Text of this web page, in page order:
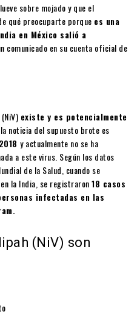
sobre mojado y que el
qué preocuparte porque es una
en México salió a
comunicado en su cuenta oficial de
existe y es potencialmente
noticia del supuesto brote es
y actualmente no se ha
a este virus. Según los datos
de la Salud, cuando se
la India, se registraron18 casos
infectadas en las
(NiV) son